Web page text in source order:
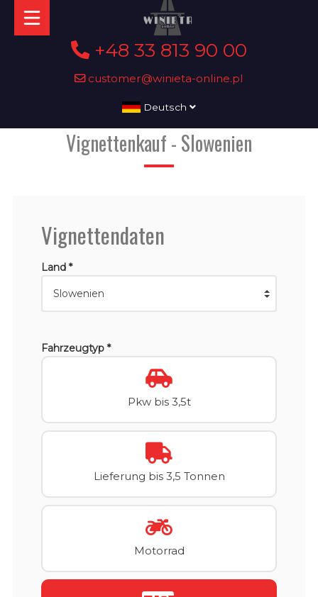
+48 33 813 90 00
customer@winieta-online.pl
Deutsch
Vignettenkauf - Slowenien
Vignettendaten
Land *
Fahrzeugtyp *
Pkw bis 3,5t
Lieferung bis 3,5 Tonnen
Motorrad